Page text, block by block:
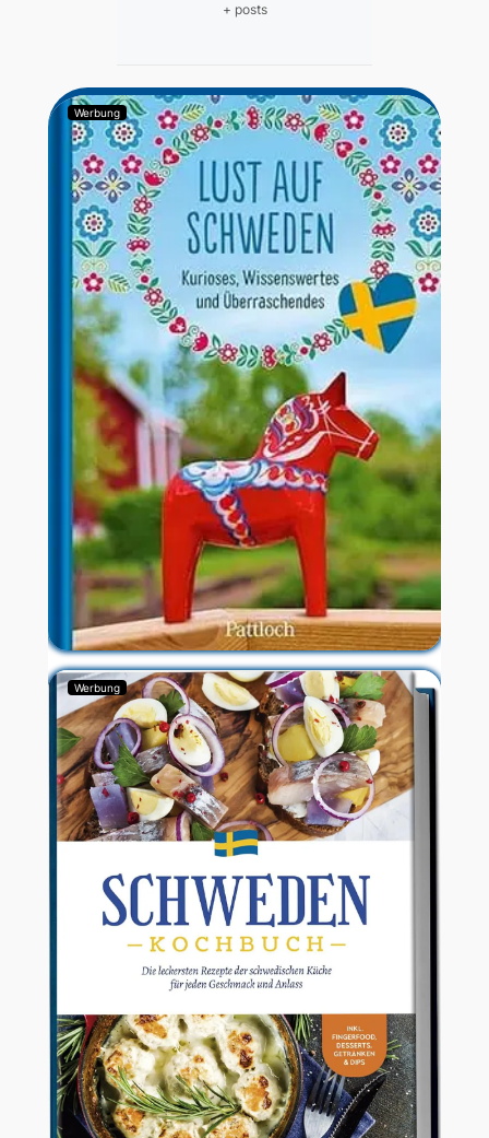
+ posts
Werbung
Werbung